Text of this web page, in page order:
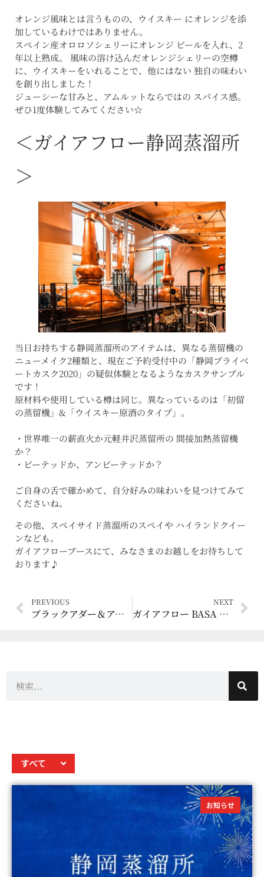
オレンジ風味とは言うものの、ウイスキー にオレンジを添
加しているわけではありません。
スペイン産オロロソシェリーにオレンジ ピールを入れ、2
年以上熟成。 風味の溶け込んだオレンジシェリーの空樽
に、ウイスキーをいれることで、他にはない 独自の味わい
を創り出しました！
ジューシーな甘みと、アムルットならではの スパイス感。
ぜひ1度体験してみてください☆
＜ガイアフロー静岡蒸溜所
＞
当日お持ちする静岡蒸溜所のアイテムは、異なる蒸留機の
ニューメイク2種類と、現在ご予約受付中の「静岡プライベ
ートカスク2020」の疑似体験となるようなカスクサンプル
です！
原材料や使用している樽は同じ。異なっているのは「初留
の蒸留機」&「ウイスキー原酒のタイプ」。
・世界唯一の薪直火か元軽井沢蒸留所の 間接加熱蒸留機
か？
・ピーテッドか、アンピーテッドか？
ご自身の舌で確かめて、自分好みの味わいを見つけてみて
くださいね。
その他、スペイサイド蒸溜所のスペイや ハイランドクイー
ンなども。
ガイアフローブースにて、みなさまのお越しをお待ちして
おります♪
PREVIOUS
ブラックアダー＆アムルット プロフェッショナル・セミナー in 大阪を開催します！
NEXT
ガイアフロー BASA プロフェッショナル・セミナー in 東京開催します！
すべて
お知らせ